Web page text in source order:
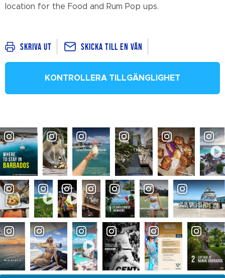
location for the Food and Rum Pop ups.
Skriva ut Skicka till en vän
KONTROLLERA TILLGÄNGLIGHET